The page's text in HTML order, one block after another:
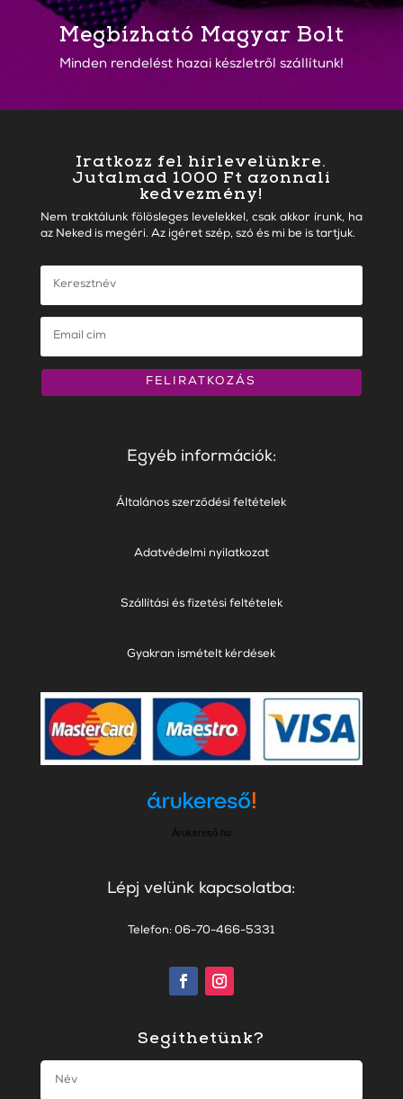
Megbízható Magyar Bolt
Minden rendelést hazai készletről szállítunk!
Iratkozz fel hírlevelünkre.
Jutalmad 1000 Ft azonnali
kedvezmény!
Nem traktálunk fölösleges levelekkel, csak akkor írunk, ha
az Neked is megéri. Az igéret szép, szó és mi be is tartjuk.
FELIRATKOZÁS
Egyéb információk:
Általános szerződési feltételek
Adatvédelmi nyilatkozat
Szállítási és fizetési feltételek
Gyakran ismételt kérdések
Árukereső.hu
Lépj velünk kapcsolatba:
Telefon: 06-70-466-5331
Segíthetünk?